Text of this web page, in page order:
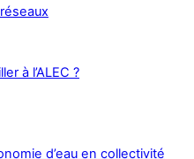
à l’ALEC ?
d’eau en collectivité